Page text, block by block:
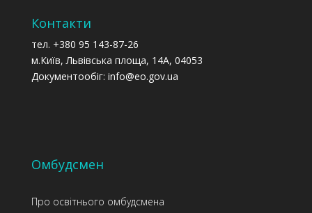
Контакти
тел. +380 95 143-87-26
м.Київ, Львівська площа, 14А, 04053
Документообіг: info@eo.gov.ua
Омбудсмен
Про освітнього омбудсмена